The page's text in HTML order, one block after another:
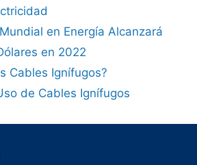
en Energía Alcanzará
en 2022
Cables Ignífugos?
de Cables Ignífugos